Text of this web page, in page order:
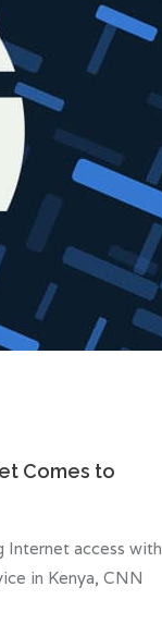
Comes to
Internet access with
in Kenya, CNN